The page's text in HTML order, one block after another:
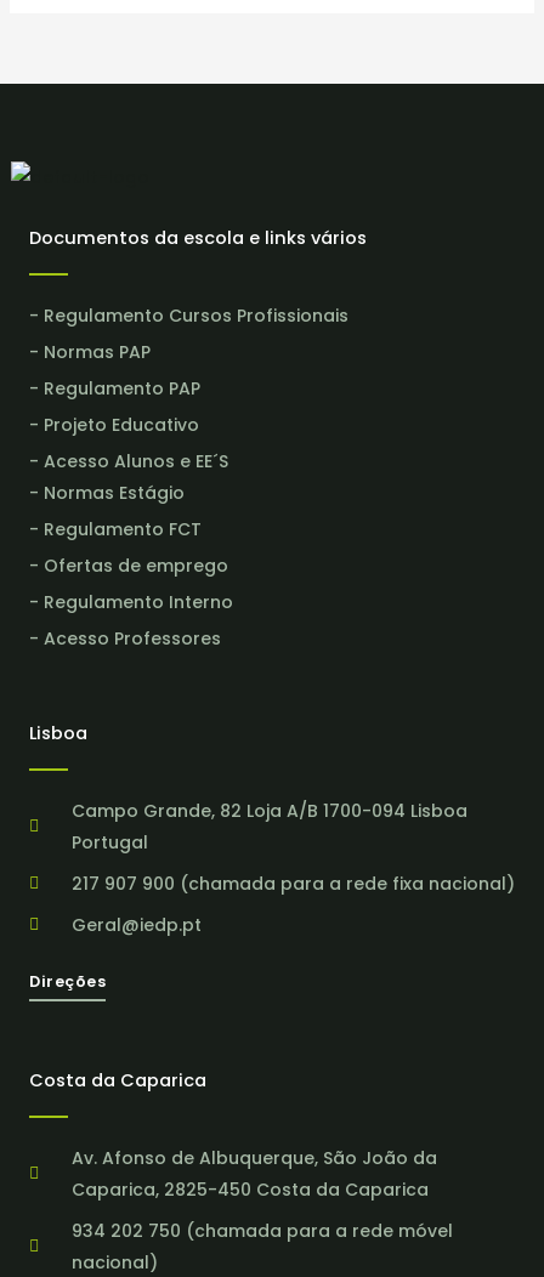
Documentos da escola e links vários
- Regulamento Cursos Profissionais
- Normas PAP
- Regulamento PAP
- Projeto Educativo
- Acesso Alunos e EE´S
- Normas Estágio
- Regulamento FCT
- Ofertas de emprego
- Regulamento Interno
- Acesso Professores
Lisboa
Campo Grande, 82 Loja A/B 1700-094 Lisboa
Portugal
217 907 900 (chamada para a rede fixa nacional)
Geral@iedp.pt
Direções
Costa da Caparica
Av. Afonso de Albuquerque, São João da
Caparica, 2825-450 Costa da Caparica
934 202 750 (chamada para a rede móvel
nacional)